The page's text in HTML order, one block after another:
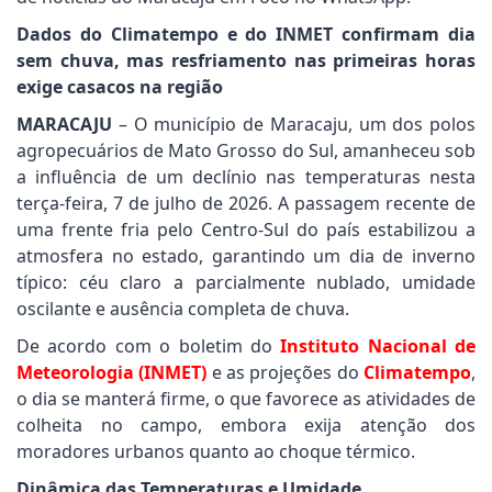
Dados do Climatempo e do INMET confirmam dia
sem chuva, mas resfriamento nas primeiras horas
exige casacos na região
MARACAJU – O município de Maracaju, um dos polos
agropecuários de Mato Grosso do Sul, amanheceu sob
a influência de um declínio nas temperaturas nesta
terça-feira, 7 de julho de 2026. A passagem recente de
uma frente fria pelo Centro-Sul do país estabilizou a
atmosfera no estado, garantindo um dia de inverno
típico: céu claro a parcialmente nublado, umidade
oscilante e ausência completa de chuva.
De acordo com o boletim doInstituto Nacional de
Meteorologia (INMET) e as projeções do Climatempo,
o dia se manterá firme, o que favorece as atividades de
colheita no campo, embora exija atenção dos
moradores urbanos quanto ao choque térmico.